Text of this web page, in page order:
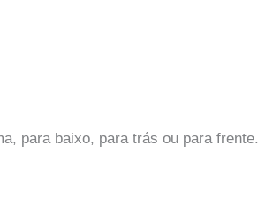
para baixo, para trás ou para frente.